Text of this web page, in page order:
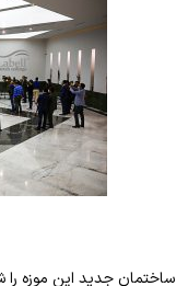
ساختمان جدید این موزه را شنبه اول